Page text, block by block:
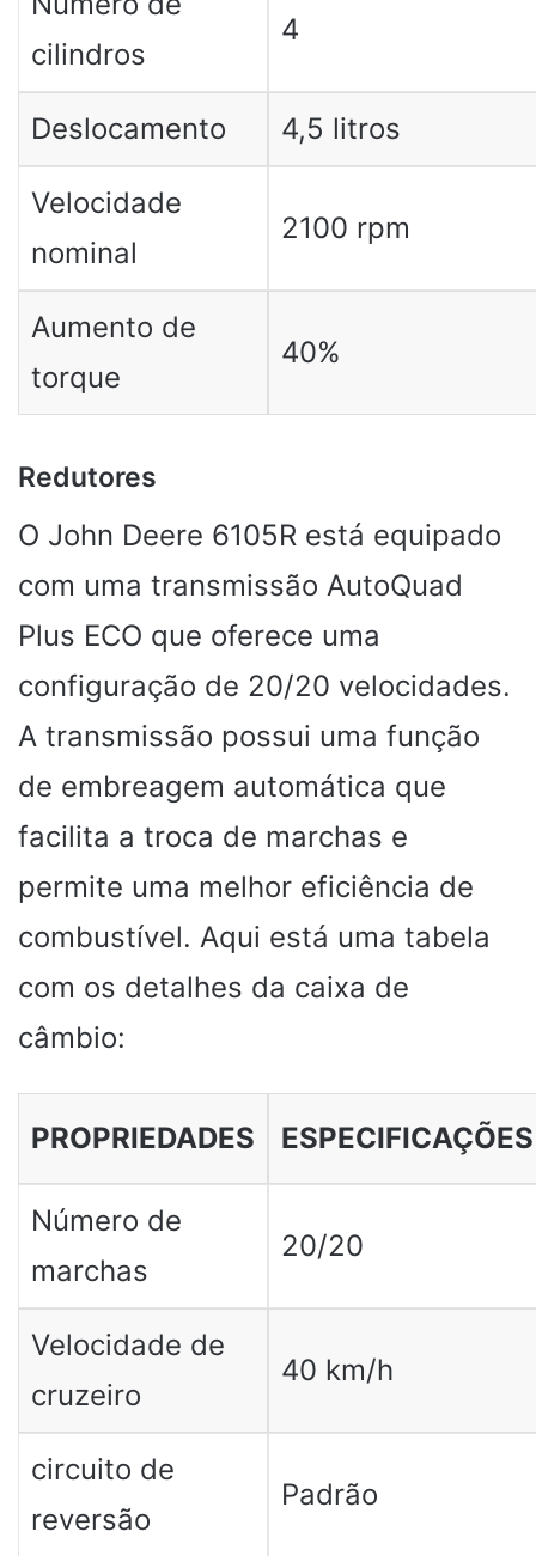
cilindros
4
Deslocamento 4,5 litros
Velocidade
nominal
2100 rpm
Aumento de
torque
40%
Redutores
O John Deere 6105R está equipado
com uma transmissão AutoQuad
Plus ECO que oferece uma
configuração de 20/20 velocidades.
A transmissão possui uma função
de embreagem automática que
facilita a troca de marchas e
permite uma melhor eficiência de
combustível. Aqui está uma tabela
com os detalhes da caixa de
câmbio:
PROPRIEDADES ESPECIFICAÇÕES
Número de
marchas
20/20
Velocidade de
cruzeiro
40 km/h
circuito de
reversão
Padrão